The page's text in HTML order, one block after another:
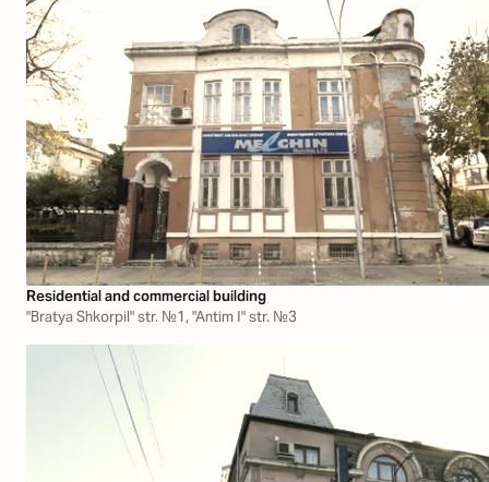
Residential and commercial building
"Bratya Shkorpil" str. №1, "Antim І" str. №3